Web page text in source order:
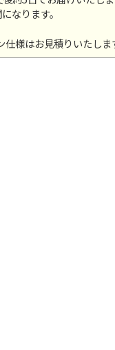
なります。
仕様はお見積りいたしま